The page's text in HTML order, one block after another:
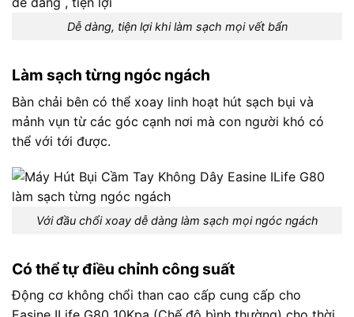
Dễ dàng, tiện lợi khi làm sạch mọi vết bẩn
Làm sạch từng ngóc ngách
Bàn chải bên có thể xoay linh hoạt hút sạch bụi và
mảnh vụn từ các góc cạnh nơi mà con người khó có
thể với tới được.
Với đầu chổi xoay dễ dàng làm sạch mọi ngóc ngách
Có thể tự điều chỉnh công suất
Động cơ không chổi than cao cấp cung cấp cho